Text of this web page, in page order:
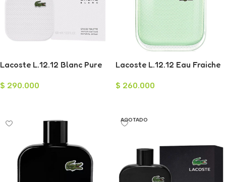
Lacoste L.12.12 Blanc Pure
Hombre 100ml
$ 290.000
Lacoste L.12.12 Eau Fraiche
100ml
$ 260.000
AGOTADO